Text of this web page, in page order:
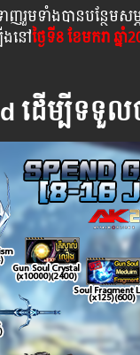
ាញរួមទាំងបានបន្ថែម
ងនៅថ្ងៃទី8 ខែមករា ឆ្នាំ
ដើម្បីទទួលប